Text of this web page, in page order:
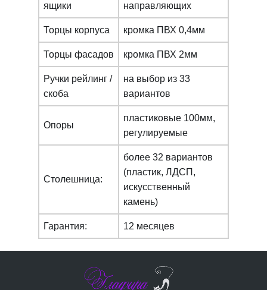
ящики
направляющих
Торцы корпуса кромка ПВХ 0,4мм
Торцы фасадов кромка ПВХ 2мм
Ручки рейлинг /
скоба
на выбор из 33
вариантов
Опоры
пластиковые 100мм,
регулируемые
Столешница:
более 32 вариантов
(пластик, ЛДСП,
искусcтвенный
камень)
Гарантия: 12 месяцев